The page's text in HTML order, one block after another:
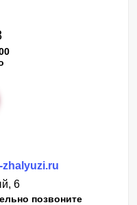
zhalyuzi.ru
6
позвоните